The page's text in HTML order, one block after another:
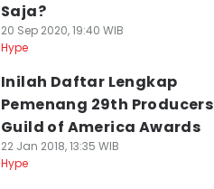
Saja?
20 Sep 2020, 19:40 WIB
Hype
Inilah Daftar Lengkap
Pemenang 29th Producers
Guild of America Awards
22 Jan 2018, 13:35 WIB
Hype